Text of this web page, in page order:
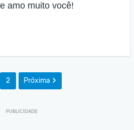
amo muito você!
2 Próxima